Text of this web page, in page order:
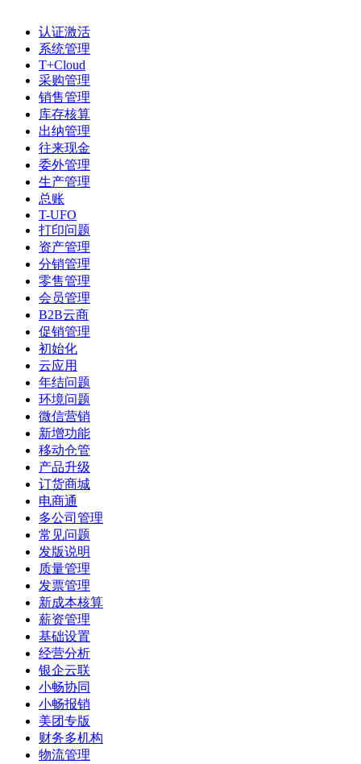
认证激活
系统管理
T+Cloud
采购管理
销售管理
库存核算
出纳管理
往来现金
委外管理
生产管理
总账
T-UFO
打印问题
资产管理
分销管理
零售管理
会员管理
B2B云商
促销管理
初始化
云应用
年结问题
环境问题
微信营销
新增功能
移动仓管
产品升级
订货商城
电商通
多公司管理
常见问题
发版说明
质量管理
发票管理
新成本核算
薪资管理
基础设置
经营分析
银企云联
小畅协同
小畅报销
美团专版
财务多机构
物流管理